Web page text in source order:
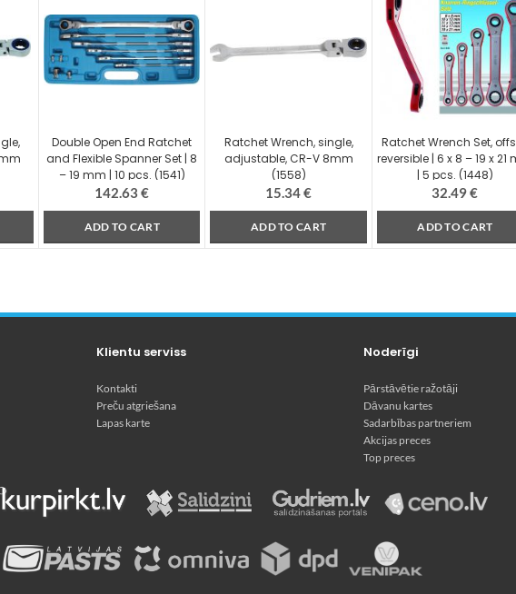
Double Open End Ratchet
and Flexible Spanner Set | 8
– 19 mm | 10 pcs. (1541)
142.63€
ADD TO CART
Ratchet Wrench, single,
adjustable, CR-V 8mm
(1558)
15.34€
ADD TO CART
Ratchet Wrench Set,
reversible | 6 x 8 – 19 x 21
| 5 pcs. (1448)
32.49€
ADD TO CART
Klientu serviss
Kontakti
Preču atgriešana
Lapas karte
Noderīgi
Pārstāvētie ražotāji
Dāvanu kartes
Sadarbības partneriem
Akcijas preces
Top preces